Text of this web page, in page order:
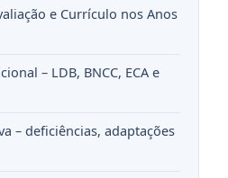
e Currículo nos Anos
– LDB, BNCC, ECA e
– deficiências, adaptações